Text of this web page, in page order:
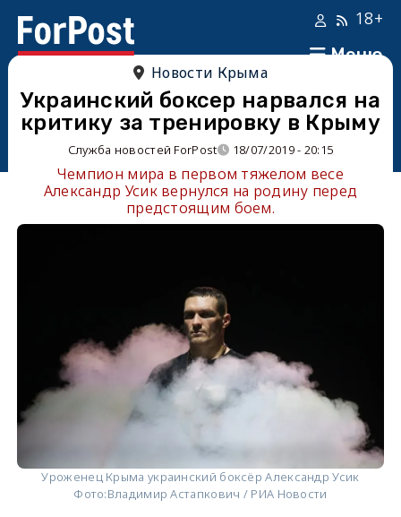
Меню
18+
Новости Крыма
Украинский боксер нарвался на
критику за тренировку в Крыму
Служба новостей ForPost 18/07/2019 - 20:15
Чемпион мира в первом тяжелом весе
Александр Усик вернулся на родину перед
предстоящим боем.
Уроженец Крыма украинский боксёр Александр Усик
Фото:Владимир Астапкович / РИА Новости